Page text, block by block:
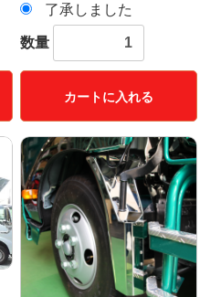
了承しました
数量
カートに入れる